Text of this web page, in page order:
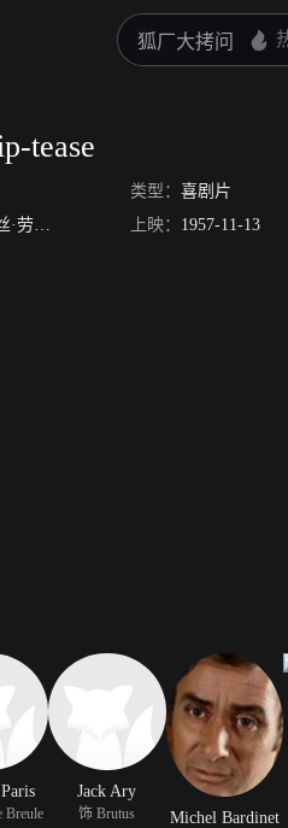
tease
类型： 喜剧片
伦特 Dora Doll Simone Paris Jack
上映： 1957-11-13
Breule
Jack Ary
饰 Brutus Michel Bardinet